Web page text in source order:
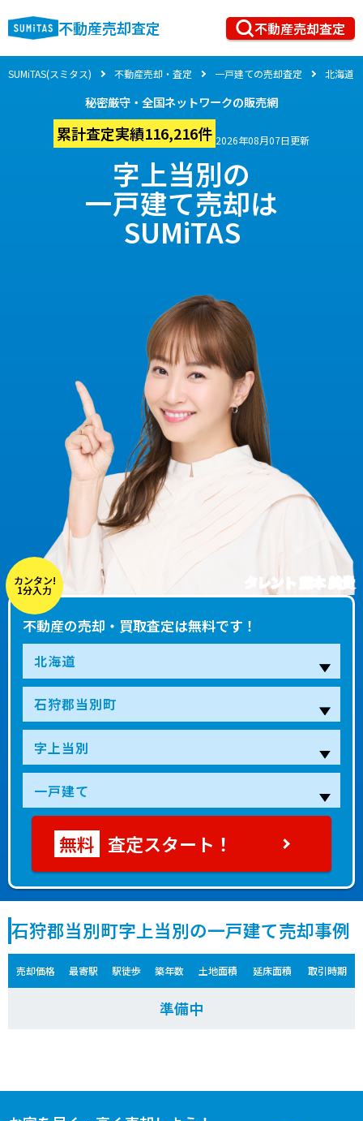
不動産売却査定 不動産売却査定
SUMiTAS(スミタス) 不動産売却・査定 一戸建ての売却査定 北海道
秘密厳守・全国ネットワークの販売網
累計査定実績116,216件 2026年08月07日更新
字上当別の
一戸建て売却は
SUMiTAS
タレント 藤本 美貴
カンタン!
1分入力
不動産の売却・買取査定は無料です！
査定スタート！
石狩郡当別町字上当別の一戸建て売却事例
売却価格 最寄駅 駅徒歩 築年数 土地面積 延床面積 取引時期
準備中